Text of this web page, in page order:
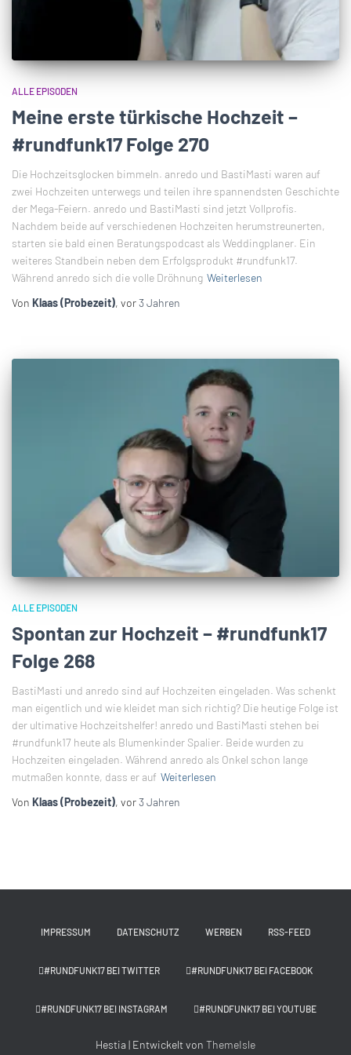
ALLE EPISODEN
Meine erste türkische Hochzeit –
#rundfunk17 Folge 270
Die Hochzeitsglocken bimmeln. anredo und BastiMasti waren auf
zwei Hochzeiten unterwegs und teilen ihre spannendsten Geschichte
der Mega-Feiern. anredo und BastiMasti sind jetzt Vollprofis.
Nachdem beide auf verschiedenen Hochzeiten herumstreunerten,
starten sie bald einen Beratungspodcast als Weddingplaner. Ein
weiteres Standbein neben dem Erfolgsprodukt #rundfunk17.
Während anredo sich die volle Dröhnung Weiterlesen
Von Klaas (Probezeit), vor3 Jahren
ALLE EPISODEN
Spontan zur Hochzeit – #rundfunk17
Folge 268
BastiMasti und anredo sind auf Hochzeiten eingeladen. Was schenkt
man eigentlich und wie kleidet man sich richtig? Die heutige Folge ist
der ultimative Hochzeitshelfer! anredo und BastiMasti stehen bei
#rundfunk17 heute als Blumenkinder Spalier. Beide wurden zu
Hochzeiten eingeladen. Während anredo als Onkel schon lange
mutmaßen konnte, dass er auf Weiterlesen
Von Klaas (Probezeit), vor3 Jahren
IMPRESSUM DATENSCHUTZ WERBEN RSS-FEED
#RUNDFUNK17 BEI TWITTER #RUNDFUNK17 BEI FACEBOOK
#RUNDFUNK17 BEI INSTAGRAM #RUNDFUNK17 BEI YOUTUBE
Hestia | Entwickelt von ThemeIsle